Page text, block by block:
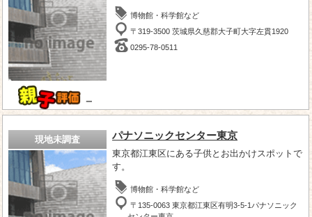
－
博物館・科学館など
〒319-3500 茨城県久慈郡大子町大字左貫1920
0295-78-0511
現地未調査 パナソニックセンター東京
東京都江東区にある子供とお出かけスポットで
す。
博物館・科学館など
〒135-0063 東京都江東区有明3-5-1パナソニック